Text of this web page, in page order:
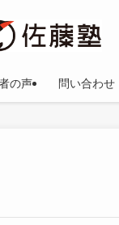
の声 問い合わせ